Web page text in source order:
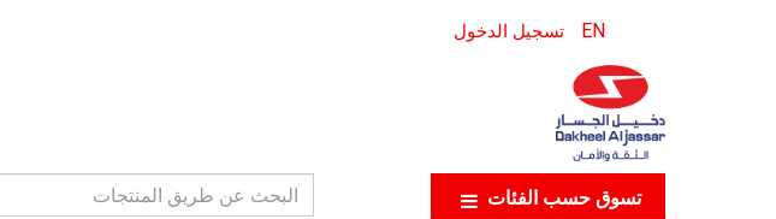
EN تسجيل الدخول
تسوق حسب الفئات